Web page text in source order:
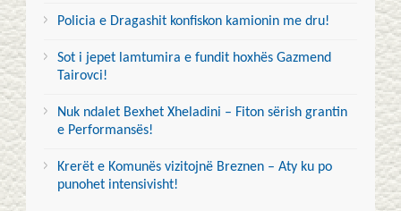
Policia e Dragashit konfiskon kamionin me dru!
Sot i jepet lamtumira e fundit hoxhës Gazmend
Tairovci!
Nuk ndalet Bexhet Xheladini – Fiton sërish grantin
e Performansës!
Krerët e Komunës vizitojnë Breznen – Aty ku po
punohet intensivisht!